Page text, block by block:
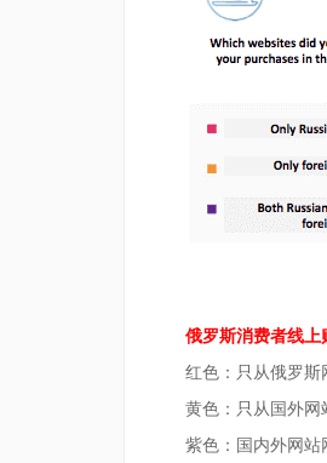
俄罗斯消费者线上
红色：只从俄罗斯
黄色：只从国外网
紫色：国内外网站